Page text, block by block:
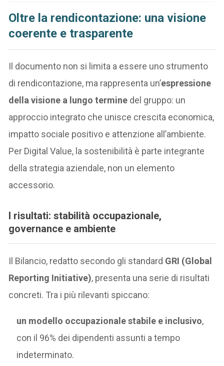
Oltre la rendicontazione: una visione
coerente e trasparente
Il documento non si limita a essere uno strumento
di rendicontazione, ma rappresenta un’espressione
della visione a lungo termine del gruppo: un
approccio integrato che unisce crescita economica,
impatto sociale positivo e attenzione all’ambiente.
Per Digital Value, la sostenibilità è parte integrante
della strategia aziendale, non un elemento
accessorio.
I risultati: stabilità occupazionale,
governance e ambiente
Il Bilancio, redatto secondo gli standard GRI (Global
Reporting Initiative), presenta una serie di risultati
concreti. Tra i più rilevanti spiccano:
un modello occupazionale stabile e inclusivo,
con il 96% dei dipendenti assunti a tempo
indeterminato.